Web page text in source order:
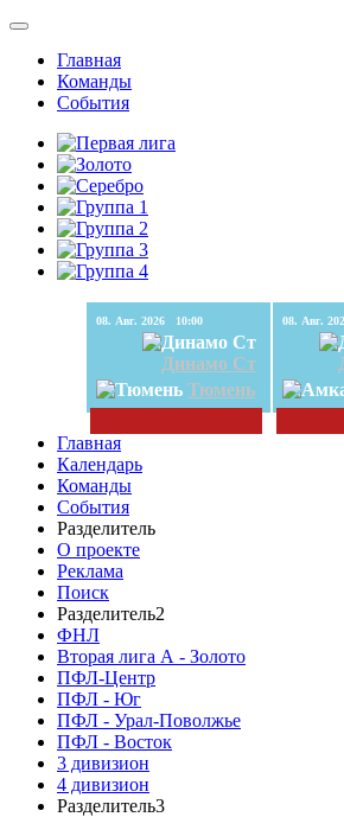
Главная
Команды
События
08. Авг. 2026 10:00
Динамо Ст
Тюмень
Главная
Календарь
Команды
События
Разделитель
О проекте
Реклама
Поиск
Разделитель2
ФНЛ
Вторая лига А - Золото
ПФЛ-Центр
ПФЛ - Юг
ПФЛ - Урал-Поволжье
ПФЛ - Восток
3 дивизион
4 дивизион
Разделитель3